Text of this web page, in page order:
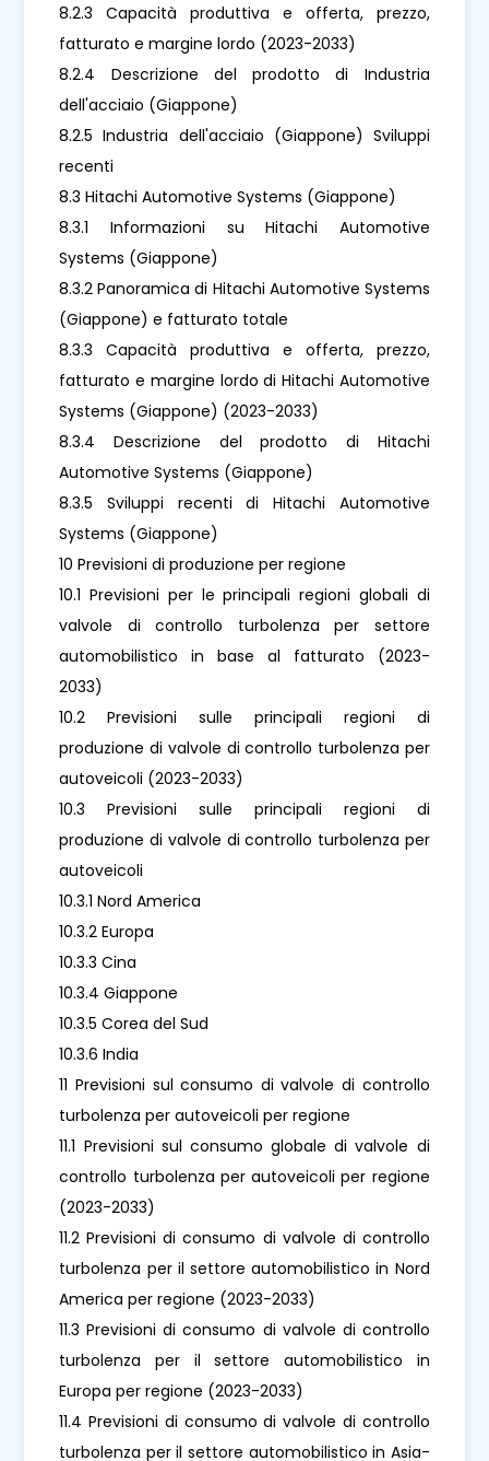
8.2.3 Capacità produttiva e offerta, prezzo,
fatturato e margine lordo (2023-2033)
8.2.4 Descrizione del prodotto di Industria
dell'acciaio (Giappone)
8.2.5 Industria dell'acciaio (Giappone) Sviluppi
recenti
8.3 Hitachi Automotive Systems (Giappone)
8.3.1 Informazioni su Hitachi Automotive
Systems (Giappone)
8.3.2 Panoramica di Hitachi Automotive Systems
(Giappone) e fatturato totale
8.3.3 Capacità produttiva e offerta, prezzo,
fatturato e margine lordo di Hitachi Automotive
Systems (Giappone) (2023-2033)
8.3.4 Descrizione del prodotto di Hitachi
Automotive Systems (Giappone)
8.3.5 Sviluppi recenti di Hitachi Automotive
Systems (Giappone)
10 Previsioni di produzione per regione
10.1 Previsioni per le principali regioni globali di
valvole di controllo turbolenza per settore
automobilistico in base al fatturato (2023-
2033)
10.2 Previsioni sulle principali regioni di
produzione di valvole di controllo turbolenza per
autoveicoli (2023-2033)
10.3 Previsioni sulle principali regioni di
produzione di valvole di controllo turbolenza per
autoveicoli
10.3.1 Nord America
10.3.2 Europa
10.3.3 Cina
10.3.4 Giappone
10.3.5 Corea del Sud
10.3.6 India
11 Previsioni sul consumo di valvole di controllo
turbolenza per autoveicoli per regione
11.1 Previsioni sul consumo globale di valvole di
controllo turbolenza per autoveicoli per regione
(2023-2033)
11.2 Previsioni di consumo di valvole di controllo
turbolenza per il settore automobilistico in Nord
America per regione (2023-2033)
11.3 Previsioni di consumo di valvole di controllo
turbolenza per il settore automobilistico in
Europa per regione (2023-2033)
11.4 Previsioni di consumo di valvole di controllo
turbolenza per il settore automobilistico in Asia-